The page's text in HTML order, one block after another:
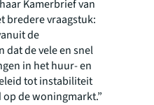
Kamerbrief van
bredere vraagstuk:
de
dat de vele en snel
in het huur- en
tot instabiliteit
de woningmarkt.”